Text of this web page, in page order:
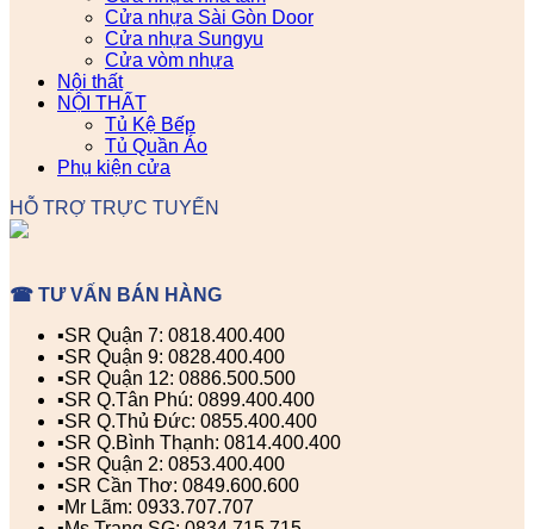
Cửa nhựa Sài Gòn Door
Cửa nhựa Sungyu
Cửa vòm nhựa
Nội thất
NỘI THẤT
Tủ Kệ Bếp
Tủ Quần Áo
Phụ kiện cửa
HỖ TRỢ TRỰC TUYẾN
☎ TƯ VẤN BÁN HÀNG
▪️SR Quận 7: 0818.400.400
▪️SR Quận 9: 0828.400.400
▪️SR Quận 12: 0886.500.500
▪️SR Q.Tân Phú: 0899.400.400
▪️SR Q.Thủ Đức: 0855.400.400
▪️SR Q.Bình Thạnh: 0814.400.400
▪️SR Quận 2: 0853.400.400
▪️SR Cần Thơ: 0849.600.600
▪️Mr Lãm: 0933.707.707